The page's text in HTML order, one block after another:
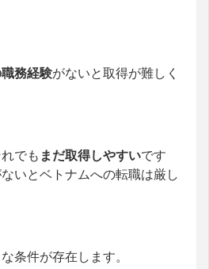
務経験がないと取得が難しく
でも まだ取得しやすいです
いとベトナムへの転職は厳し
条件が存在します。